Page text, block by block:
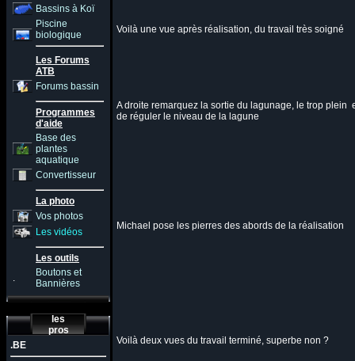
Bassins à Koï
Piscine
biologique
Les Forums
ATB
Forums bassin
Programmes
d'aide
Base des
plantes
aquatique
Convertisseur
La photo
Vos photos
Les vidéos
Les outils
.
Boutons et
Bannières
les
pros
.BE
Voilà une vue après réalisation, du travail très soigné
A droite remarquez la sortie du lagunage, le trop plein
de réguler le niveau de la lagune
Michael pose les pierres des abords de la réalisation
Voilà deux vues du travail terminé, superbe non ?